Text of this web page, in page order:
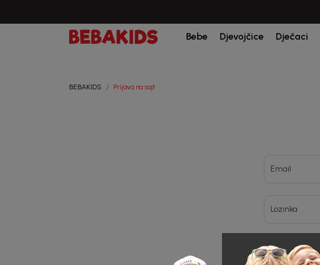
Bebe Djevojčice Dječaci
BEBAKIDS Prijava na sajt
Email
Lozinka